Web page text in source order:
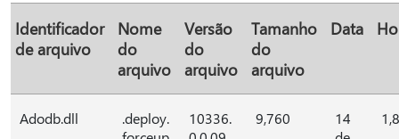
Identificador
de arquivo
Nome
do
arquivo
Versão
do
arquivo
Tamanho
do
arquivo
Data
Adodb.dll
.deploy.
10336.
9,760
14